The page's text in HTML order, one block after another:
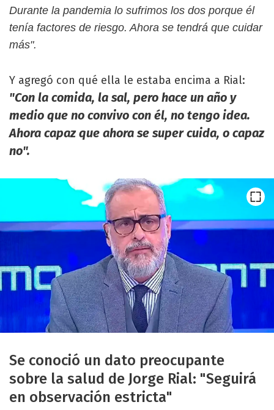
Durante la pandemia lo sufrimos los dos porque él
tenía factores de riesgo. Ahora se tendrá que cuidar
más".
Y agregó con qué ella le estaba encima a Rial:
"Con la comida, la sal, pero hace un año y
medio que no convivo con él, no tengo idea.
Ahora capaz que ahora se super cuida, o capaz
no".
Se conoció un dato preocupante
sobre la salud de Jorge Rial: "Seguirá
en observación estricta"